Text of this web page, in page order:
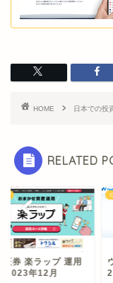
HOME 日本での投
RELATED
証券 楽ラップ 運用
2023年12月